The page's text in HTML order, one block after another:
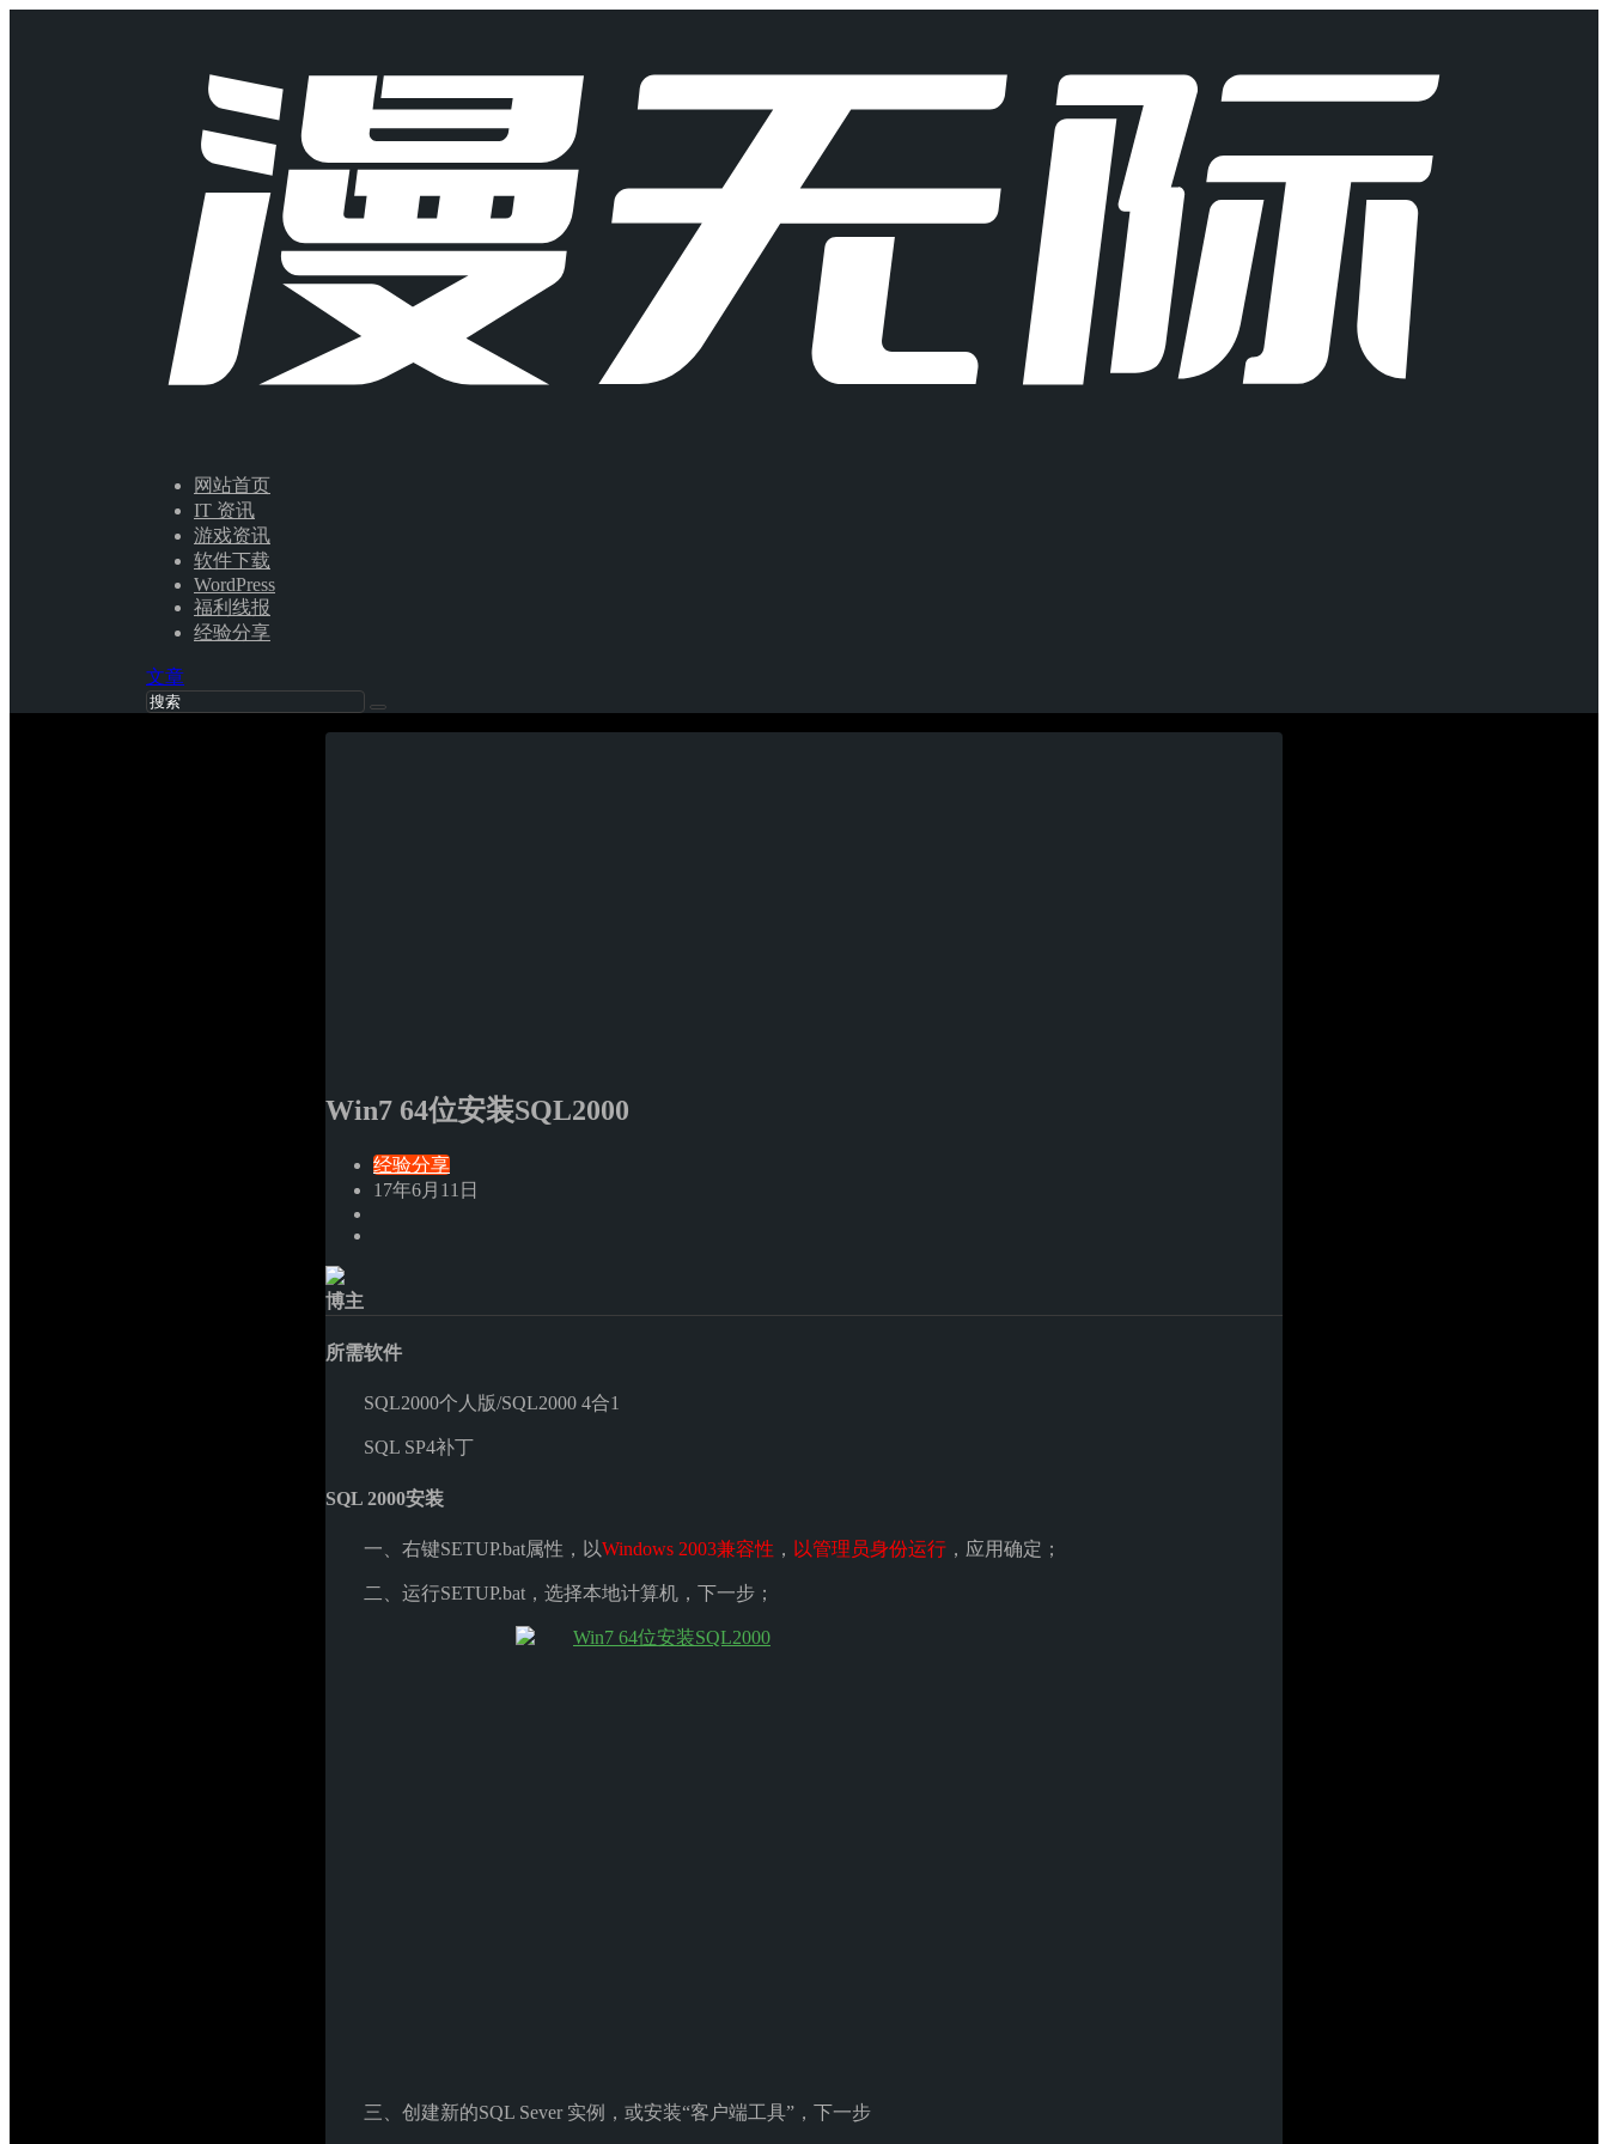
网站首页
IT 资讯
游戏资讯
软件下载
WordPress
福利线报
经验分享
文章
Win7 64位安装SQL2000
经验分享
17年6月11日
博主
所需软件
SQL2000个人版/SQL2000 4合1
SQL SP4补丁
SQL 2000安装
一、右键SETUP.bat属性，以Windows 2003兼容性 ， 以管理员身份运行 ，应用确定；
二、运行SETUP.bat，选择本地计算机，下一步；
三、创建新的SQL Sever 实例，或安装“客户端工具”，下一步